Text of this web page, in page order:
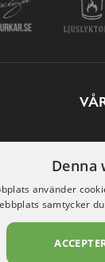
Denna
använder
samtycker